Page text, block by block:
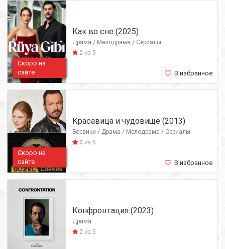
Скоро на
сайте
Как во сне (2025)
Драма / Мелодрама / Сериалы
0 из 5
В избранное
Скоро на
сайте
Красавица и чудовище (2013)
Боевики / Драма / Мелодрама / Сериалы
0 из 5
В избранное
Конфронтация (2023)
Драма
0 из 5